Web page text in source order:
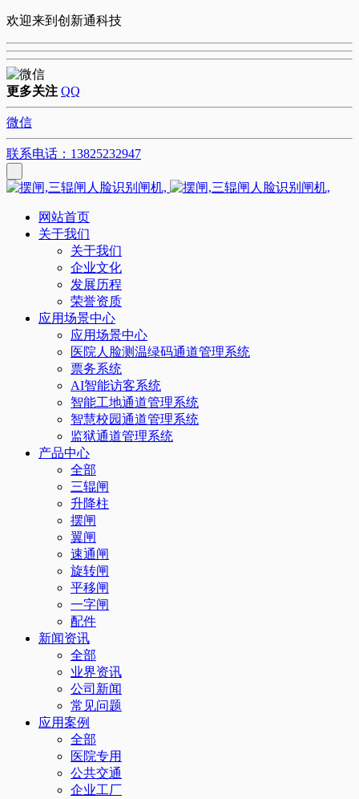
欢迎来到创新通科技
更多关注 QQ
微信
联系电话：13825232947
网站首页
关于我们
关于我们
企业文化
发展历程
荣誉资质
应用场景中心
应用场景中心
医院人脸测温绿码通道管理系统
票务系统
AI智能访客系统
智能工地通道管理系统
智慧校园通道管理系统
监狱通道管理系统
产品中心
全部
三辊闸
升降柱
摆闸
翼闸
速通闸
旋转闸
平移闸
一字闸
配件
新闻资讯
全部
业界资讯
公司新闻
常见问题
应用案例
全部
医院专用
公共交通
企业工厂